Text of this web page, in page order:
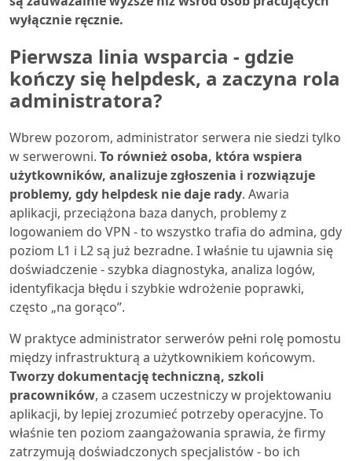
wyłącznie ręcznie.
Pierwsza linia wsparcia - gdzie
kończy się helpdesk, a zaczyna rola
administratora?
Wbrew pozorom, administrator serwera nie siedzi tylko
w serwerowni. To również osoba, która wspiera
użytkowników, analizuje zgłoszenia i rozwiązuje
problemy, gdy helpdesk nie daje rady. Awaria
aplikacji, przeciążona baza danych, problemy z
logowaniem do VPN - to wszystko trafia do admina, gdy
poziom L1 i L2 są już bezradne. I właśnie tu ujawnia się
doświadczenie - szybka diagnostyka, analiza logów,
identyfikacja błędu i szybkie wdrożenie poprawki,
często „na gorąco”.
W praktyce administrator serwerów pełni rolę pomostu
między infrastrukturą a użytkownikiem końcowym.
Tworzy dokumentację techniczną, szkoli
pracowników, a czasem uczestniczy w projektowaniu
aplikacji, by lepiej zrozumieć potrzeby operacyjne. To
właśnie ten poziom zaangażowania sprawia, że firmy
zatrzymują doświadczonych specjalistów - bo ich